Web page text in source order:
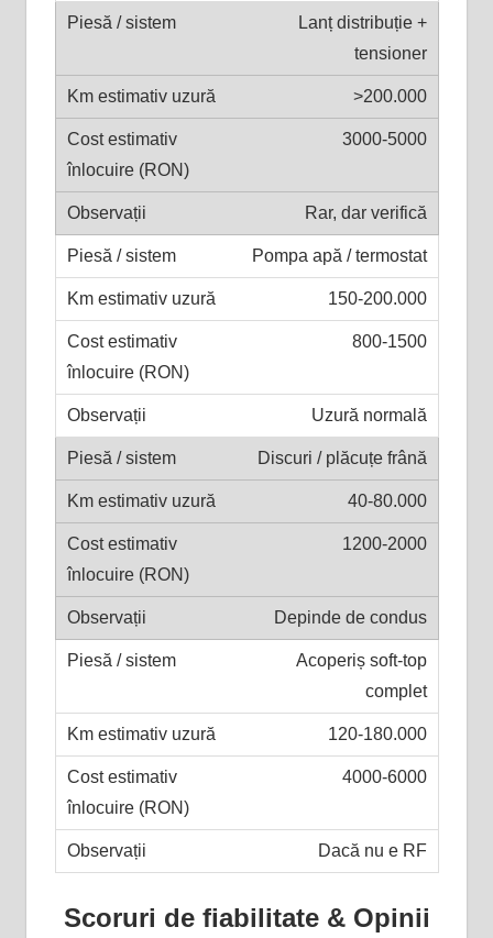
Lanț distribuție +
tensioner
>200.000
3000-5000
Rar, dar verifică
Pompa apă / termostat
150-200.000
800-1500
Uzură normală
Discuri / plăcuțe frână
40-80.000
1200-2000
Depinde de condus
Acoperiș soft-top
complet
120-180.000
4000-6000
Dacă nu e RF
Scoruri de fiabilitate & Opinii